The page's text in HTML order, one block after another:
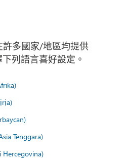
許多國家/地區均提供
列語言喜好設定。
Tenggara)
Hercegovina)